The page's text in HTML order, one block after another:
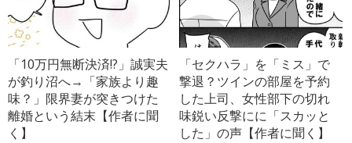
「10万円無断決済!?」誠実夫
が釣り沼へ→「家族より趣
味？」限界妻が突きつけた
離婚という結末【作者に聞
く】
「セクハラ」を「ミス」で
撃退？ツインの部屋を予約
した上司、女性部下の切れ
味鋭い反撃にに「スカッと
した」の声【作者に聞く】